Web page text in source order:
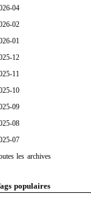
04
02
01
12
11
10
09
08
07
les archives
populaires